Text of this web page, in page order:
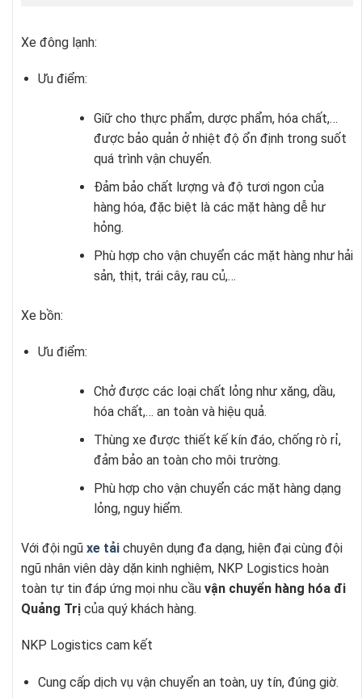
Xe đông lạnh:
Ưu điểm:
Giữ cho thực phẩm, dược phẩm, hóa chất,…
được bảo quản ở nhiệt độ ổn định trong suốt
quá trình vận chuyển.
Đảm bảo chất lượng và độ tươi ngon của
hàng hóa, đặc biệt là các mặt hàng dễ hư
hỏng.
Phù hợp cho vận chuyển các mặt hàng như hải
sản, thịt, trái cây, rau củ,…
Xe bồn:
Ưu điểm:
Chở được các loại chất lỏng như xăng, dầu,
hóa chất,… an toàn và hiệu quả.
Thùng xe được thiết kế kín đáo, chống rò rỉ,
đảm bảo an toàn cho môi trường.
Phù hợp cho vận chuyển các mặt hàng dạng
lỏng, nguy hiểm.
Với đội ngũ xe tải chuyên dụng đa dạng, hiện đại cùng đội
ngũ nhân viên dày dặn kinh nghiệm, NKP Logistics hoàn
toàn tự tin đáp ứng mọi nhu cầu vận chuyển hàng hóa đi
Quảng Trị của quý khách hàng.
NKP Logistics cam kết
Cung cấp dịch vụ vận chuyển an toàn, uy tín, đúng giờ.